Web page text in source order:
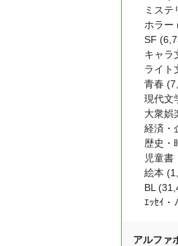
ミステ
ホラー
SF
キャラ
ライト
青春
現代文
大衆娯
経済・
歴史・
児童書
絵本
BL
ｴｯｾｲ・
アルファ